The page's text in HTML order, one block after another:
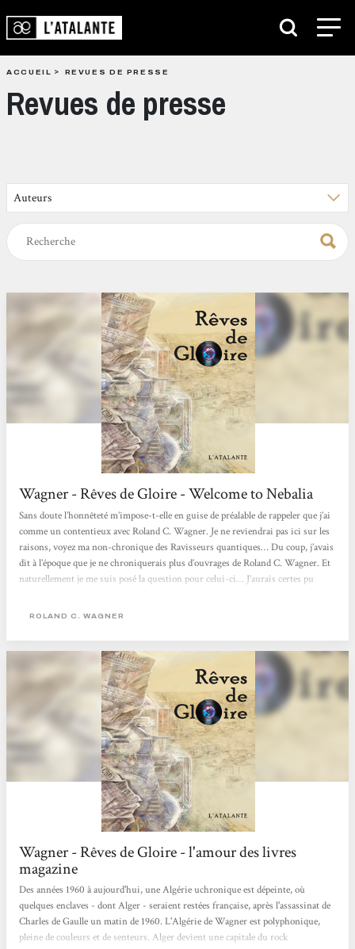
ACCUEIL REVUES DE PRESSE
Revues de presse
Wagner - Rêves de Gloire - Welcome to Nebalia
Sans doute l’honnêteté m’impose-t-elle en guise de préalable de rappeler que j’ai
comme un contentieux avec Roland C. Wagner. Je ne reviendrai pas ici sur les
raisons, voyez ma non-chronique des Ravisseurs quantiques… Du coup, j’avais
dit à l’époque que je ne chroniquerais plus d’ouvrages de Roland C. Wagner. Et
naturellement je me suis posé la question pour celui-ci… J’aurais certes pu
d’écrire des conneries sur ce Rêves de Gloire. Mais...
ROLAND C. WAGNER
Wagner - Rêves de Gloire - l'amour des livres
magazine
Des années 1960 à aujourd'hui, une Algérie uchronique est dépeinte, où
quelques enclaves - dont Alger - seraient restées française, après l'assassinat de
Charles de Gaulle un matin de 1960. L'Algérie de Wagner est polyphonique,
pleine de couleurs et de senteurs. Alger devient une capitale du rock